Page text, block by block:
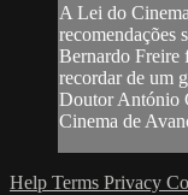
A Lei do
recomendações
Bernardo Freire
recordar de um
Doutor António
Cinema de
Help Terms Privacy